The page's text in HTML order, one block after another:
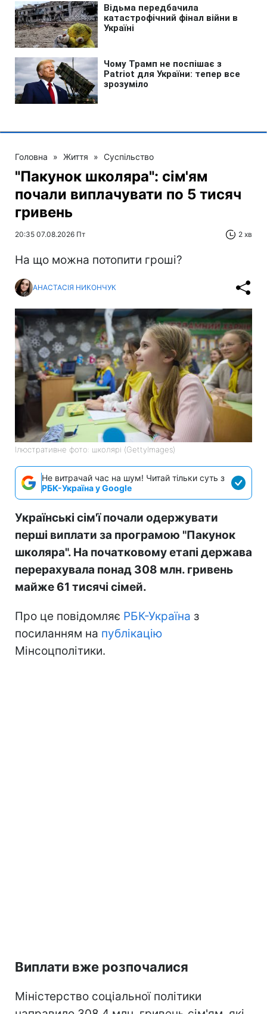
Головна » Життя » Суспільство
"Пакунок школяра": сім'ям
почали виплачувати по 5 тисяч
гривень
20:35 07.08.2026 Пт 2 хв
На що можна потопити гроші?
АНАСТАСІЯ НИКОНЧУК
Ілюстративне фото: школярі (GettyImages)
Не витрачай час на шум! Читай тільки суть з
РБК-Україна у Google
Українські сім'ї почали одержувати
перші виплати за програмою "Пакунок
школяра". На початковому етапі держава
перерахувала понад 308 млн. гривень
майже 61 тисячі сімей.
Про це повідомляє РБК-Україна з
посиланням на публікацію
Мінсоцполітики.
Виплати вже розпочалися
Міністерство соціальної політики